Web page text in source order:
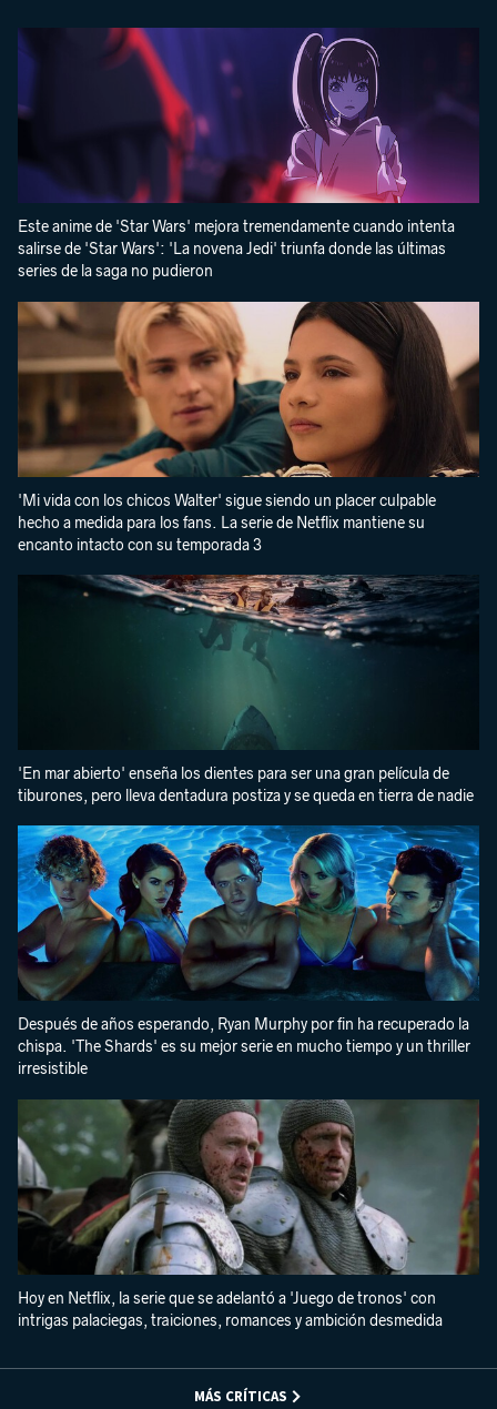
Este anime de 'Star Wars' mejora tremendamente cuando intenta
salirse de 'Star Wars': 'La novena Jedi' triunfa donde las últimas
series de la saga no pudieron
'Mi vida con los chicos Walter' sigue siendo un placer culpable
hecho a medida para los fans. La serie de Netflix mantiene su
encanto intacto con su temporada 3
'En mar abierto' enseña los dientes para ser una gran película de
tiburones, pero lleva dentadura postiza y se queda en tierra de nadie
Después de años esperando, Ryan Murphy por fin ha recuperado la
chispa. 'The Shards' es su mejor serie en mucho tiempo y un thriller
irresistible
Hoy en Netflix, la serie que se adelantó a 'Juego de tronos' con
intrigas palaciegas, traiciones, romances y ambición desmedida
MÁS CRÍTICAS